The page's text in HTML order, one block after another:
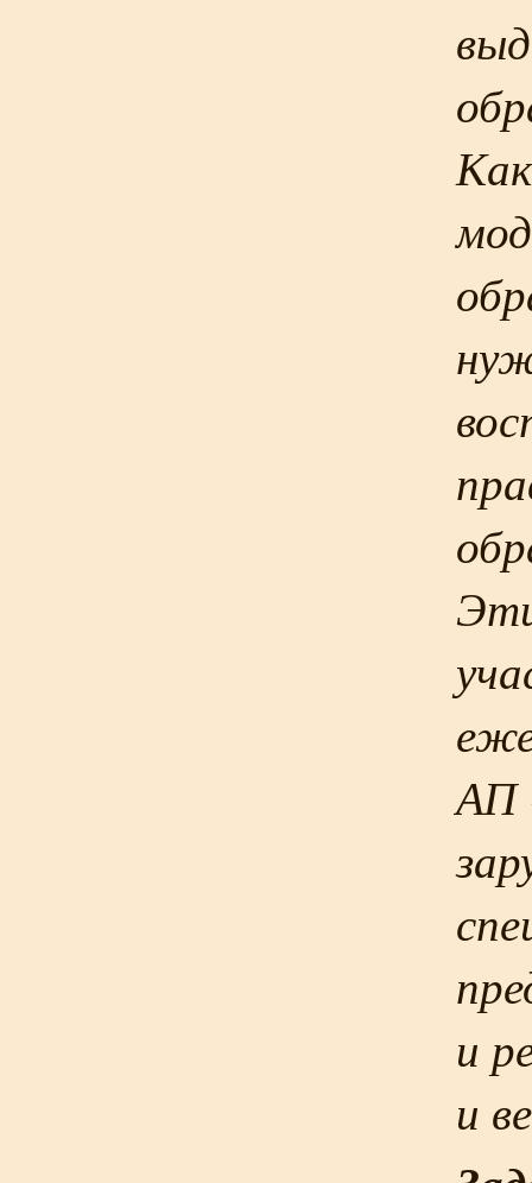
АП
и
и